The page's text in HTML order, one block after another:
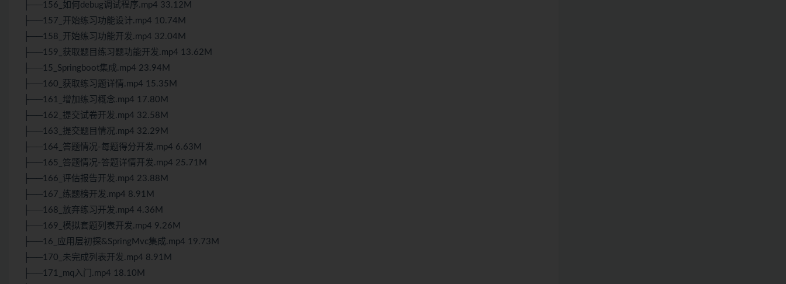
├──156_如何debug调试程序.mp4 33.12M
├──157_开始练习功能设计.mp4 10.74M
├──158_开始练习功能开发.mp4 32.04M
├──159_获取题目练习题功能开发.mp4 13.62M
├──15_Springboot集成.mp4 23.94M
├──160_获取练习题详情.mp4 15.35M
├──161_增加练习概念.mp4 17.80M
├──162_提交试卷开发.mp4 32.58M
├──163_提交题目情况.mp4 32.29M
├──164_答题情况-每题得分开发.mp4 6.63M
├──165_答题情况-答题详情开发.mp4 25.71M
├──166_评估报告开发.mp4 23.88M
├──167_练题榜开发.mp4 8.91M
├──168_放弃练习开发.mp4 4.36M
├──169_模拟套题列表开发.mp4 9.26M
├──16_应用层初探&SpringMvc集成.mp4 19.73M
├──170_未完成列表开发.mp4 8.91M
├──171_mq入门.mp4 18.10M